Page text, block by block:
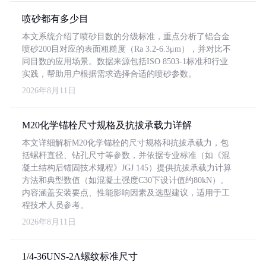
喷砂都有多少目
本文系统介绍了喷砂目数的分级标准，重点分析了铝合金
喷砂200目对应的表面粗糙度（Ra 3.2-6.3μm），并对比不
同目数的应用场景。数据来源包括ISO 8503-1标准和行业
实践，帮助用户根据需求选择合适的喷砂参数。
2026年8月11日
M20化学锚栓尺寸规格及抗拔承载力详解
本文详细解析M20化学锚栓的尺寸规格和抗拔承载力，包
括螺杆直径、钻孔尺寸等参数，并依据专业标准（如《混
凝土结构后锚固技术规程》JGJ 145）提供抗拔承载力计算
方法和典型数值（如混凝土强度C30下设计值约80kN）。
内容涵盖安装要点、性能影响因素及选型建议，适用于工
程技术人员参考。
2026年8月11日
1/4-36UNS-2A螺纹标准尺寸